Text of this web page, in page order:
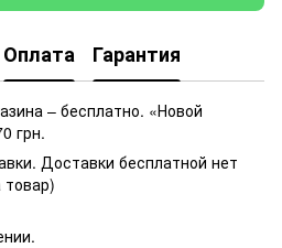
Оплата Гарантия
– бесплатно. «Новой
грн.
Доставки бесплатной нет